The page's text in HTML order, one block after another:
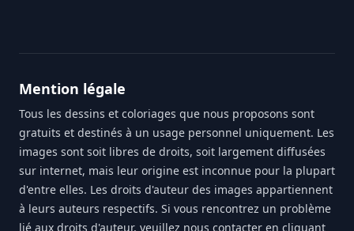
Mention légale
Tous les dessins et coloriages que nous proposons sont
gratuits et destinés à un usage personnel uniquement. Les
images sont soit libres de droits, soit largement diffusées
sur internet, mais leur origine est inconnue pour la plupart
d'entre elles. Les droits d'auteur des images appartiennent
à leurs auteurs respectifs. Si vous rencontrez un problème
lié aux droits d'auteur, veuillez nous contacter en cliquant